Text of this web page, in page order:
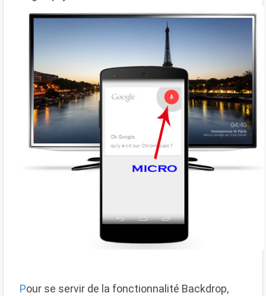
Pour se servir de la fonctionnalité Backdrop,